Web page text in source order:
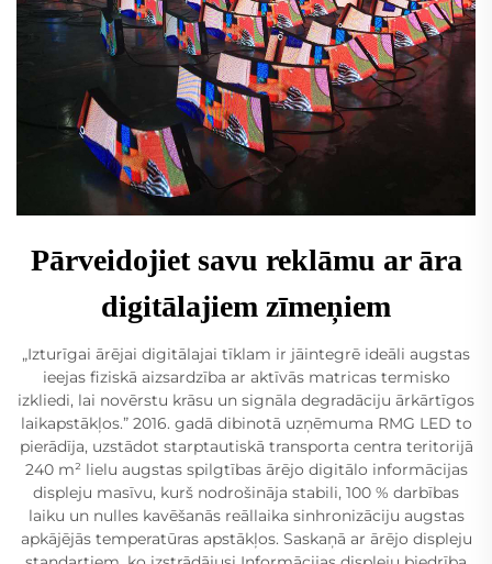
Pārveidojiet savu reklāmu ar āra
digitālajiem zīmeņiem
„Izturīgai ārējai digitālajai tīklam ir jāintegrē ideāli augstas
ieejas fiziskā aizsardzība ar aktīvās matricas termisko
izkliedi, lai novērstu krāsu un signāla degradāciju ārkārtīgos
laikapstākļos.” 2016. gadā dibinotā uzņēmuma RMG LED to
pierādīja, uzstādot starptautiskā transporta centra teritorijā
240 m² lielu augstas spilgtības ārējo digitālo informācijas
displeju masīvu, kurš nodrošināja stabili, 100 % darbības
laiku un nulles kavēšanās reāllaika sinhronizāciju augstas
apkājējās temperatūras apstākļos. Saskaņā ar ārējo displeju